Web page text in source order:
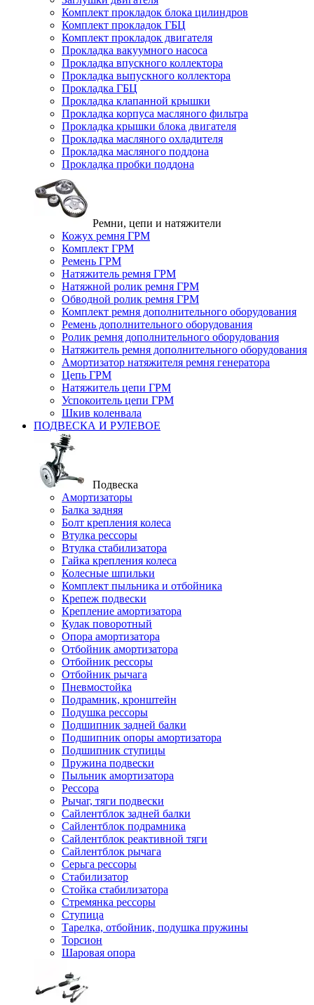
Комплект прокладок блока цилиндров
Комплект прокладок ГБЦ
Комплект прокладок двигателя
Прокладка вакуумного насоса
Прокладка впускного коллектора
Прокладка выпускного коллектора
Прокладка ГБЦ
Прокладка клапанной крышки
Прокладка корпуса масляного фильтра
Прокладка крышки блока двигателя
Прокладка масляного охладителя
Прокладка масляного поддона
Прокладка пробки поддона
Ремни, цепи и натяжители
Кожух ремня ГРМ
Комплект ГРМ
Ремень ГРМ
Натяжитель ремня ГРМ
Натяжной ролик ремня ГРМ
Обводной ролик ремня ГРМ
Комплект ремня дополнительного оборудования
Ремень дополнительного оборудования
Ролик ремня дополнительного оборудования
Натяжитель ремня дополнительного оборудования
Амортизатор натяжителя ремня генератора
Цепь ГРМ
Натяжитель цепи ГРМ
Успокоитель цепи ГРМ
Шкив коленвала
ПОДВЕСКА И РУЛЕВОЕ
Подвеска
Амортизаторы
Балка задняя
Болт крепления колеса
Втулка рессоры
Втулка стабилизатора
Гайка крепления колеса
Колесные шпильки
Комплект пыльника и отбойника
Крепеж подвески
Крепление амортизатора
Кулак поворотный
Опора амортизатора
Отбойник амортизатора
Отбойник рессоры
Отбойник рычага
Пневмостойка
Подрамник, кронштейн
Подушка рессоры
Подшипник задней балки
Подшипник опоры амортизатора
Подшипник ступицы
Пружина подвески
Пыльник амортизатора
Рессора
Рычаг, тяги подвески
Сайлентблок задней балки
Сайлентблок подрамника
Сайлентблок реактивной тяги
Сайлентблок рычага
Серьга рессоры
Стабилизатор
Стойка стабилизатора
Стремянка рессоры
Ступица
Тарелка, отбойник, подушка пружины
Торсион
Шаровая опора